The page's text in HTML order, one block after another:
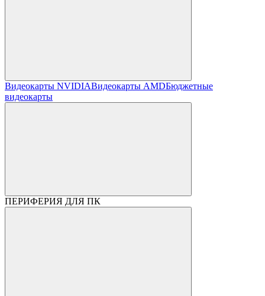
Видеокарты NVIDIAВидеокарты AMDБюджетные
видеокарты
ПЕРИФЕРИЯ ДЛЯ ПК